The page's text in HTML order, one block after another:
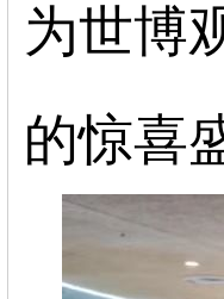
为世博
的惊喜